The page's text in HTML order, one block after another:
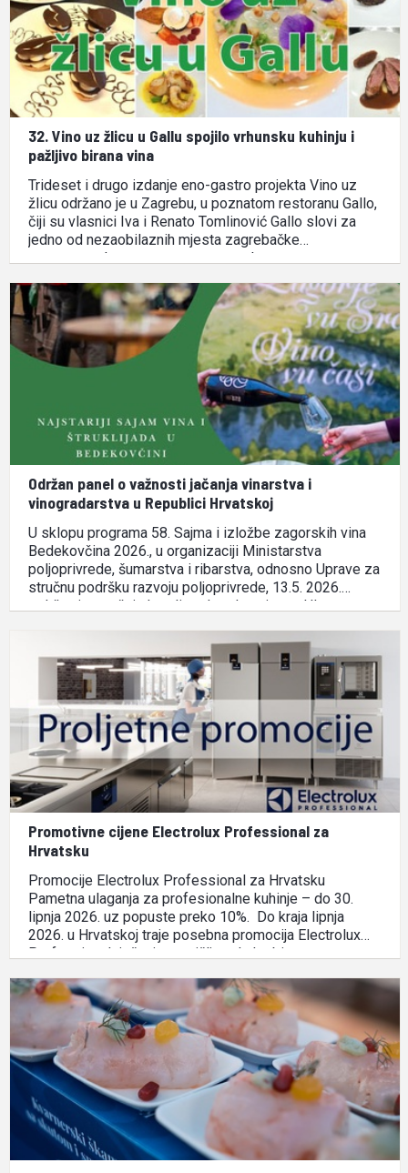
32. Vino uz žlicu u Gallu spojilo vrhunsku kuhinju i
pažljivo birana vina
Trideset i drugo izdanje eno-gastro projekta Vino uz
žlicu održano je u Zagrebu, u poznatom restoranu Gallo,
čiji su vlasnici Iva i Renato Tomlinović Gallo slovi za
jedno od nezaobilaznih mjesta zagrebačke
gastronomske scene poznato po elegantnom
osmišljenim jelima koja spajaju domaće namirnice i …
Održan panel o važnosti jačanja vinarstva i
vinogradarstva u Republici Hrvatskoj
U sklopu programa 58. Sajma i izložbe zagorskih vina
Bedekovčina 2026., u organizaciji Ministarstva
poljoprivrede, šumarstva i ribarstva, odnosno Uprave za
stručnu podršku razvoju poljoprivrede, 13.5. 2026.
održan je stručni okrugli stol pod nazivom „Uloga
prepoznatljivosti vina“. Okrugli stol okupio je vodeće
predstavnike …
Promotivne cijene Electrolux Professional za
Hrvatsku
Promocije Electrolux Professional za Hrvatsku
Pametna ulaganja za profesionalne kuhinje – do 30.
lipnja 2026. uz popuste preko 10%. Do kraja lipnja
2026. u Hrvatskoj traje posebna promocija Electrolux
Professional rješenja osmišljena kako bi
niže operativne troškove i vrhunsku pouzdanost. U
promotivnoj ponudi nalaze se: …